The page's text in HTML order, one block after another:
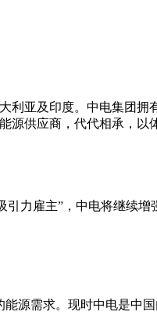
亚及印度。中电集团
供应商，代代相承，以
力雇主”，中电将继续
源需求。现时中电是中